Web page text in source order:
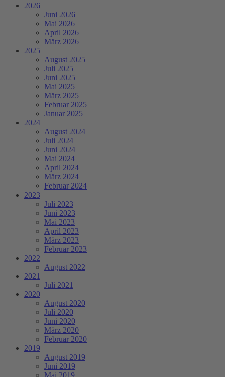
2026
Juni 2026
Mai 2026
April 2026
März 2026
2025
August 2025
Juli 2025
Juni 2025
Mai 2025
März 2025
Februar 2025
Januar 2025
2024
August 2024
Juli 2024
Juni 2024
Mai 2024
April 2024
März 2024
Februar 2024
2023
Juli 2023
Juni 2023
Mai 2023
April 2023
März 2023
Februar 2023
2022
August 2022
2021
Juli 2021
2020
August 2020
Juli 2020
Juni 2020
März 2020
Februar 2020
2019
August 2019
Juni 2019
Mai 2019